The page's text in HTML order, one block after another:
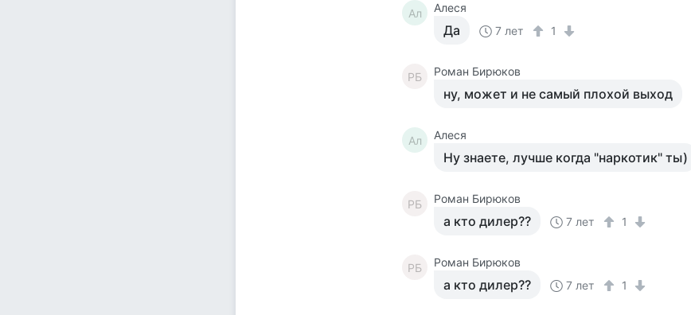
Ал Алеся
Да 7 лет 1
РБ Роман Бирюков
ну, может и не самый плохой выход
Ал Алеся
Ну знаете, лучше когда "наркотик" ты)
РБ Роман Бирюков
а кто дилер?? 7 лет 1
РБ Роман Бирюков
а кто дилер?? 7 лет 1